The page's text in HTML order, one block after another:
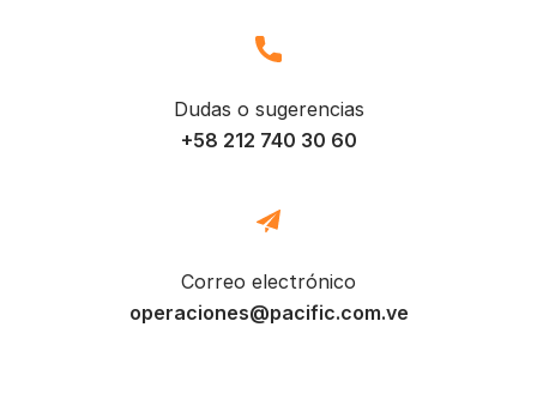
Dudas o sugerencias
+58 212 740 30 60
Correo electrónico
operaciones@pacific.com.ve